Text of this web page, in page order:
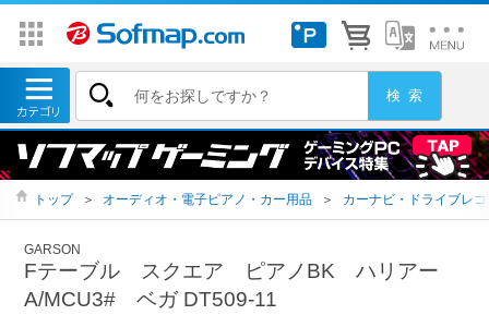
トップ ＞ オーディオ・電子ピアノ・カー用品 ＞ カーナビ・ドライブレ
GARSON
Fテーブル スクエア ピアノBK ハリアー
A/MCU3# ベガ DT509-11